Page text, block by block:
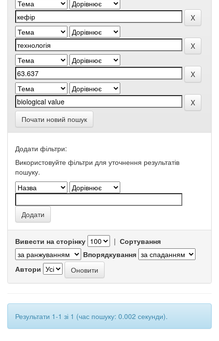
Почати новий пошук
Додати фільтри:
Використовуйте фільтри для уточнення результатів
пошуку.
Вивести на сторінку | Сортування
Впорядкування
Автори
Результати 1-1 зі 1 (час пошуку: 0.002 секунди).